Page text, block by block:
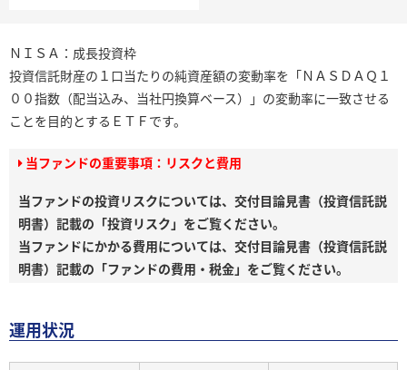
ＮＩＳＡ：成長投資枠
投資信託財産の１口当たりの純資産額の変動率を「ＮＡＳＤＡＱ１
００指数（配当込み、当社円換算ベース）」の変動率に一致させる
ことを目的とするＥＴＦです。
当ファンドの重要事項：リスクと費用
当ファンドの投資リスクについては、交付目論見書（投資信託説
明書）記載の「投資リスク」をご覧ください。
当ファンドにかかる費用については、交付目論見書（投資信託説
明書）記載の「ファンドの費用・税金」をご覧ください。
運用状況